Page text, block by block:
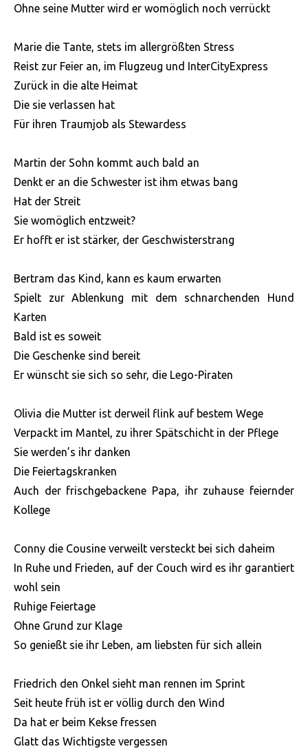
Ohne seine Mutter wird er womöglich noch verrückt
Marie die Tante, stets im allergrößten Stress
Reist zur Feier an, im Flugzeug und InterCityExpress
Zurück in die alte Heimat
Die sie verlassen hat
Für ihren Traumjob als Stewardess
Martin der Sohn kommt auch bald an
Denkt er an die Schwester ist ihm etwas bang
Hat der Streit
Sie womöglich entzweit?
Er hofft er ist stärker, der Geschwisterstrang
Bertram das Kind, kann es kaum erwarten
Spielt zur Ablenkung mit dem schnarchenden Hund
Karten
Bald ist es soweit
Die Geschenke sind bereit
Er wünscht sie sich so sehr, die Lego-Piraten
Olivia die Mutter ist derweil flink auf bestem Wege
Verpackt im Mantel, zu ihrer Spätschicht in der Pflege
Sie werden’s ihr danken
Die Feiertagskranken
Auch der frischgebackene Papa, ihr zuhause feiernder
Kollege
Conny die Cousine verweilt versteckt bei sich daheim
In Ruhe und Frieden, auf der Couch wird es ihr garantiert
wohl sein
Ruhige Feiertage
Ohne Grund zur Klage
So genießt sie ihr Leben, am liebsten für sich allein
Friedrich den Onkel sieht man rennen im Sprint
Seit heute früh ist er völlig durch den Wind
Da hat er beim Kekse fressen
Glatt das Wichtigste vergessen